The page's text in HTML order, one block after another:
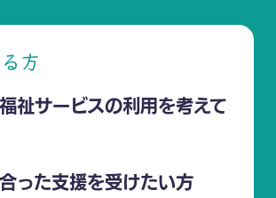
方
祉サービスの利用を考えて
った支援を受けたい方